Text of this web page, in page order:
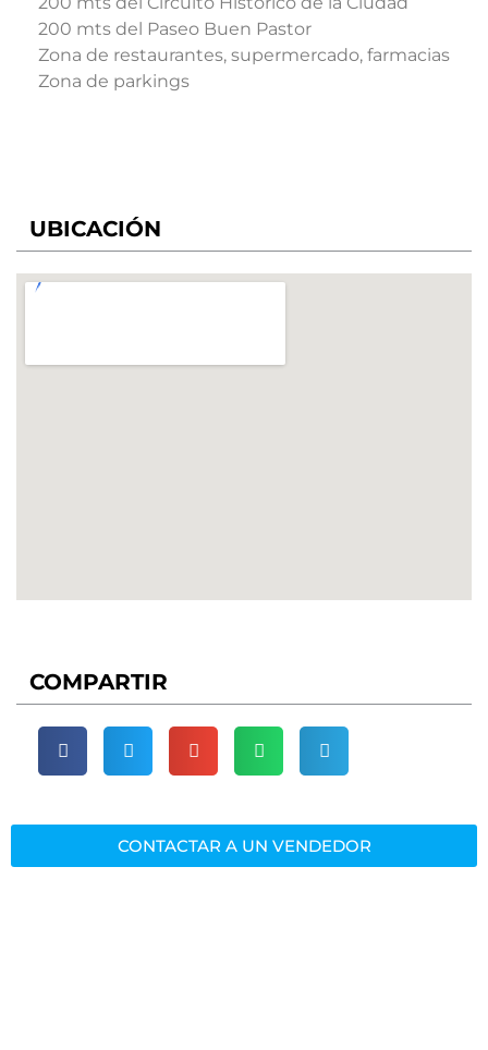
200 mts del Paseo Buen Pastor
Zona de restaurantes, supermercado, farmacias
Zona de parkings
UBICACIÓN
COMPARTIR
CONTACTAR A UN VENDEDOR